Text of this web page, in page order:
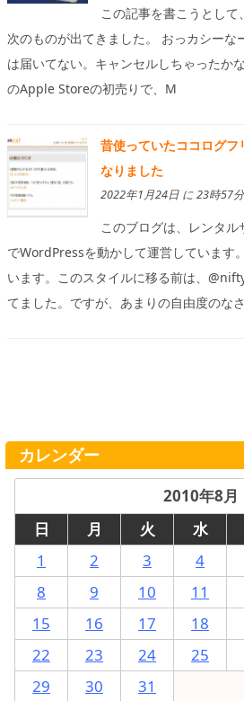
この記事を書こうとし
次のものが出てきました。 おっカシー
は届いてない。キャンセルしちゃったか
のApple Storeの初売りで、M
昔使っていたココログフ
なりました
2022年1月24日 に 23時57
このブログは、レンタ
でWordPressを動かして運営しています
います。このスタイルに移る前は、
てました。ですが、あまりの自由度のなさ
カレンダー
2010年8月
日
月 火 水
1
2 3 4
8
9 10 11
15
16 17 18
22
23 24 25
29
30 31